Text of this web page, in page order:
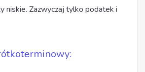
niskie. Zazwyczaj tylko podatek i